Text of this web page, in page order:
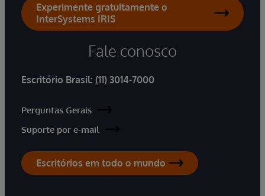
Experimente gratuitamente o
InterSystems IRIS
Fale conosco
Escritório Brasil: (11) 3014-7000
Perguntas Gerais
Suporte por e-mail
Escritórios em todo o mundo